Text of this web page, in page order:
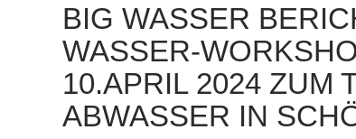
BIG WASSER
WASSER-
10.APRIL 2024 ZUM
ABWASSER IN